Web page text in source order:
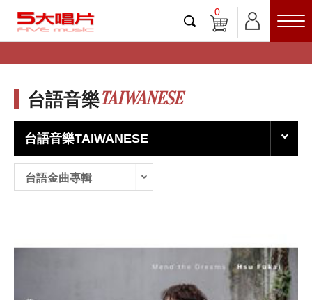
0
台語音樂TAIWANESE
台語音樂TAIWANESE
台語金曲專輯